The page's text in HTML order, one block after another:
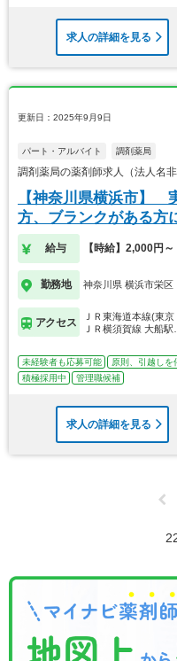
求人の詳細を見る
更新日：2025年9月9日
パート・アルバイト 調剤薬局
調剤薬局の薬剤師求人（法人名
【神奈川県横浜市】
方、ブランクがある方
給与 【時給】2,000円～
勤務地 神奈川県 横浜市栄区
アクセス
ＪＲ東海道本線(東
ＪＲ横須賀線 大船
未経験者も応募可能 原則、引越しを
積極採用中
管理職候補
求人の詳細を見る